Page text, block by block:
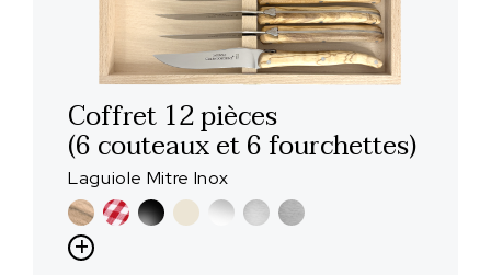
Coffret 12 pièces
(6 couteaux et 6 fourchettes)
Laguiole Mitre Inox